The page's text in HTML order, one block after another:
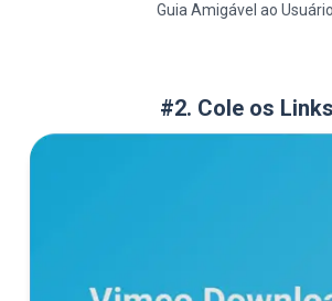
Guia Amigável ao Usuário.
#2. Cole os Links